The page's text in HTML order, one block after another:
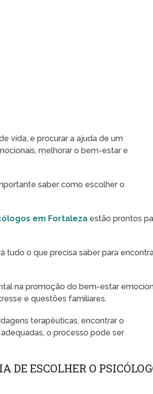
vida, e procurar a ajuda de um
melhorar o bem-estar e
saber como escolher o
em Fortaleza estão prontos
tudo o que precisa saber para
na promoção do bem-estar
e questões familiares.
terapêuticas, encontrar o
o processo pode ser
DE ESCOLHER O